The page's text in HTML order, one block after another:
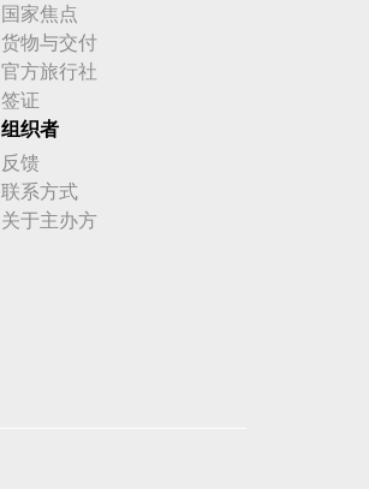
国家焦点
货物与交付
官方旅行社
签证
组织者
反馈
联系方式
关于主办方